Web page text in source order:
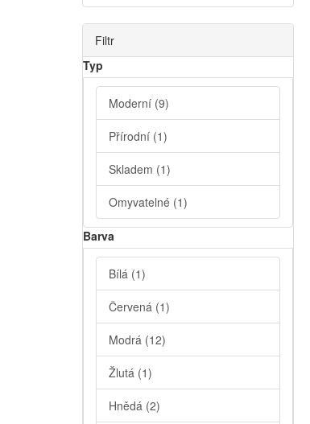
Filtr
Typ
Moderní (9)
Přírodní (1)
Skladem (1)
Omyvatelné (1)
Barva
Bílá (1)
Červená (1)
Modrá (12)
Žlutá (1)
Hnědá (2)